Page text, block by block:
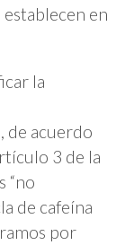
establecen en
la
de acuerdo
3 de la
“no
de cafeína
por